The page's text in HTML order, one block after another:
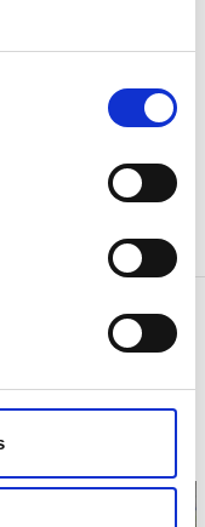
nytt nästa
öppnar gärna upp
0707-195550.
sällskap upp till